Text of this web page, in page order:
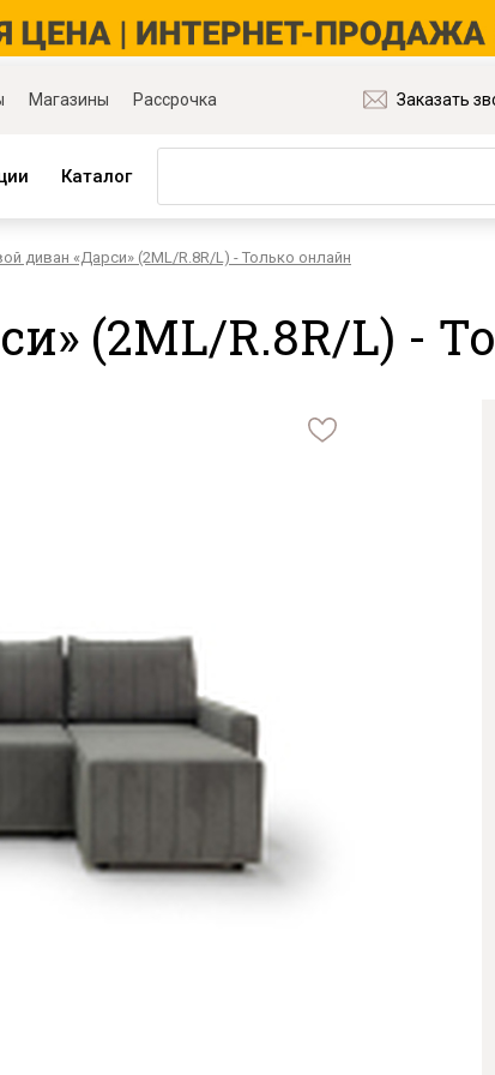
Магазины Рассрочка Заказать
Каталог
вешалки, подставки
Матрасы и товары для сна
Распродажа матрасов
Матрасы для диванов
Подушки
диван «Дарси» (2ML/R.8R/L) - Только онлайн
(2ML/R.8R/L) -